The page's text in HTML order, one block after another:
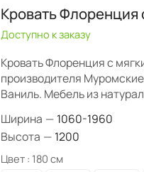
Кровать Флоренция
Доступно к заказу
Кровать Флоренция с
производителя
Ваниль. Мебель из
Ширина — 1060-1960
Высота — 1200
Цвет : 180 см